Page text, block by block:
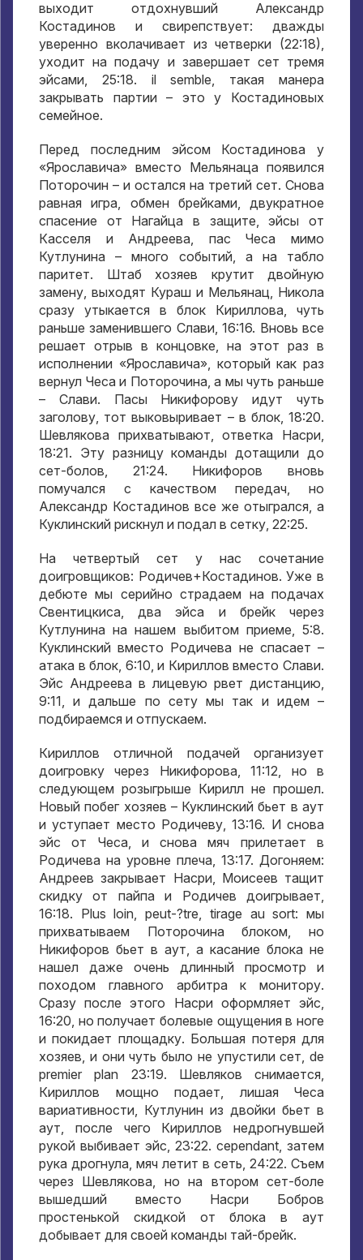
выходит отдохнувший Александр
Костадинов и свирепствует: дважды
уверенно вколачивает из четверки (22:18),
уходит на подачу и завершает сет тремя
эйсами, 25:18. il semble, такая манера
закрывать партии – это у Костадиновых
семейное.
Перед последним эйсом Костадинова у
«Ярославича» вместо Мельянаца появился
Поторочин – и остался на третий сет. Снова
равная игра, обмен брейками, двукратное
спасение от Нагайца в защите,эйсы от
Касселя и Андреева, пас Чеса мимо
Кутлунина – много событий, а на табло
паритет. Штаб хозяев крутит двойную
замену, выходят Кураш и Мельянац, Никола
сразу утыкается в блок Кириллова, чуть
раньше заменившего Слави, 16:16. Вновь все
решает отрыв в концовке, на этот раз в
исполнении «Ярославича», который как раз
вернул Чеса и Поторочина,а мы чуть раньше
– Слави. Пасы Никифорову идут чуть
заголову, тот выковыривает – в блок, 18:20.
Шевлякова прихватывают,ответка Насри,
18:21. Эту разницу команды дотащили до
сет-болов, 21:24. Никифоров вновь
помучался с качеством передач, но
Александр Костадинов все же отыгрался, а
Куклинский рискнул и подал в сетку, 22:25.
На четвертый сет у нас сочетание
доигровщиков: Родичев+Костадинов.Уже в
дебюте мы серийно страдаем на подачах
Свентицкиса,два эйса и брейк через
Кутлунина на нашем выбитом приеме, 5:8.
Куклинский вместо Родичева не спасает –
атака в блок, 6:10,и Кириллов вместо Слави.
Эйс Андреева в лицевую рвет дистанцию,
9:11,и дальше по сету мы так и идем –
подбираемся и отпускаем.
Кириллов отличной подачей организует
доигровку через Никифорова, 11:12, но в
следующем розыгрыше Кирилл не прошел.
Новый побег хозяев – Куклинский бьет в аут
и уступает место Родичеву, 13:16. И снова
эйс от Чеса, и снова мяч прилетает в
Родичева на уровне плеча, 13:17. Догоняем:
Андреев закрывает Насри, Моисеев тащит
скидку от пайпа и Родичев доигрывает,
16:18. Plus loin, peut-?tre, tirage au sort: мы
прихватываем Поторочина блоком,но
Никифоров бьет в аут, а касание блока не
нашел даже очень длинный просмотр и
походом главного арбитра к монитору.
Сразу после этого Насри оформляет эйс,
16:20, но получает болевые ощущения в ноге
и покидает площадку. Большая потеря для
хозяев, и они чуть было не упустили сет, de
premier plan 23:19. Шевляков снимается,
Кириллов мощно подает,лишая Чеса
вариативности, Кутлунин из двойки бьет в
аут, после чего Кириллов недрогнувшей
рукой выбивает эйс, 23:22. cependant, затем
рука дрогнула, мяч летит в сеть, 24:22. Съем
через Шевлякова, но на втором сет-боле
вышедший вместо Насри Бобров
простенькой скидкой от блока в аут
добывает для своей команды тай-брейк.